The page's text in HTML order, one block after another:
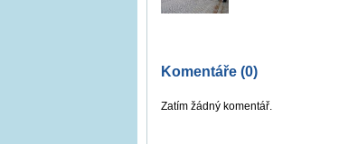
Komentáře (0)
Zatím žádný komentář.